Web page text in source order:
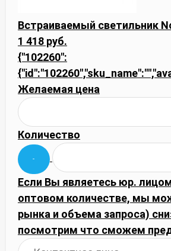
Встраиваемый светильник
1 418 руб.
{"102260":
Желаемая цена
Количество
Если Вы являетесь юр.
оптовом количестве, мы
рынка и объема запроса)
посмотрим что сможем